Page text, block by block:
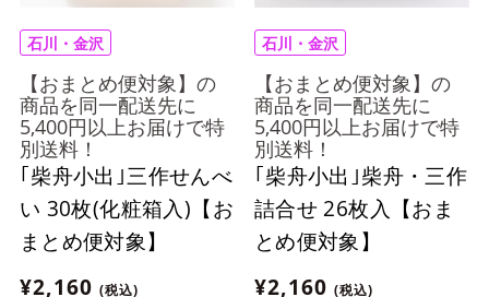
石川・金沢
【おまとめ便対象】の
商品を同一配送先に
5,400円以上お届けで特
別送料！
｢柴舟小出｣三作せんべ
い 30枚(化粧箱入)【お
まとめ便対象】
¥2,160 (税込)
石川・金沢
【おまとめ便対象】の
商品を同一配送先に
5,400円以上お届けで特
別送料！
｢柴舟小出｣柴舟・三作
詰合せ 26枚入【おま
とめ便対象】
¥2,160 (税込)